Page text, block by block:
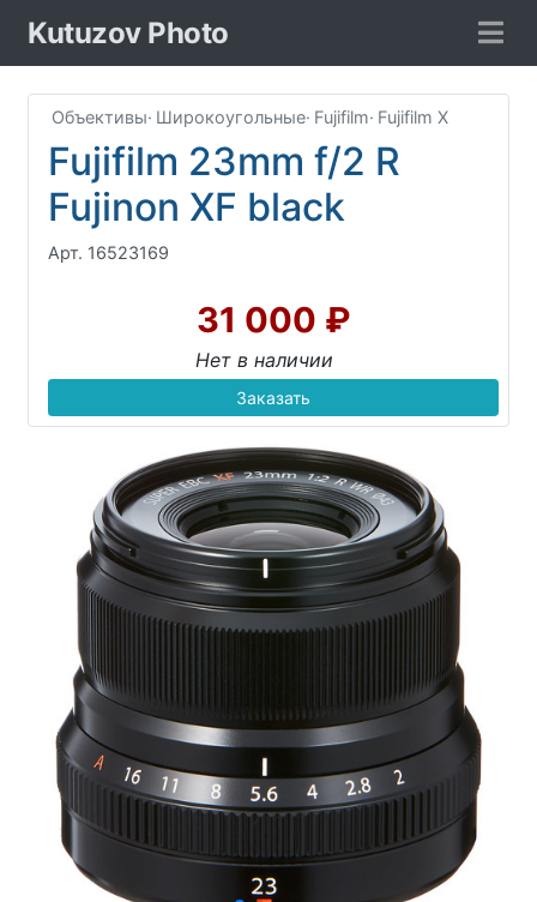
Kutuzov Photo
Объективы· Широкоугольные· Fujifilm· Fujifilm X
Fujifilm 23mm f/2 R
Fujinon XF black
Арт. 16523169
31 000 ₽
Нет в наличии
Заказать